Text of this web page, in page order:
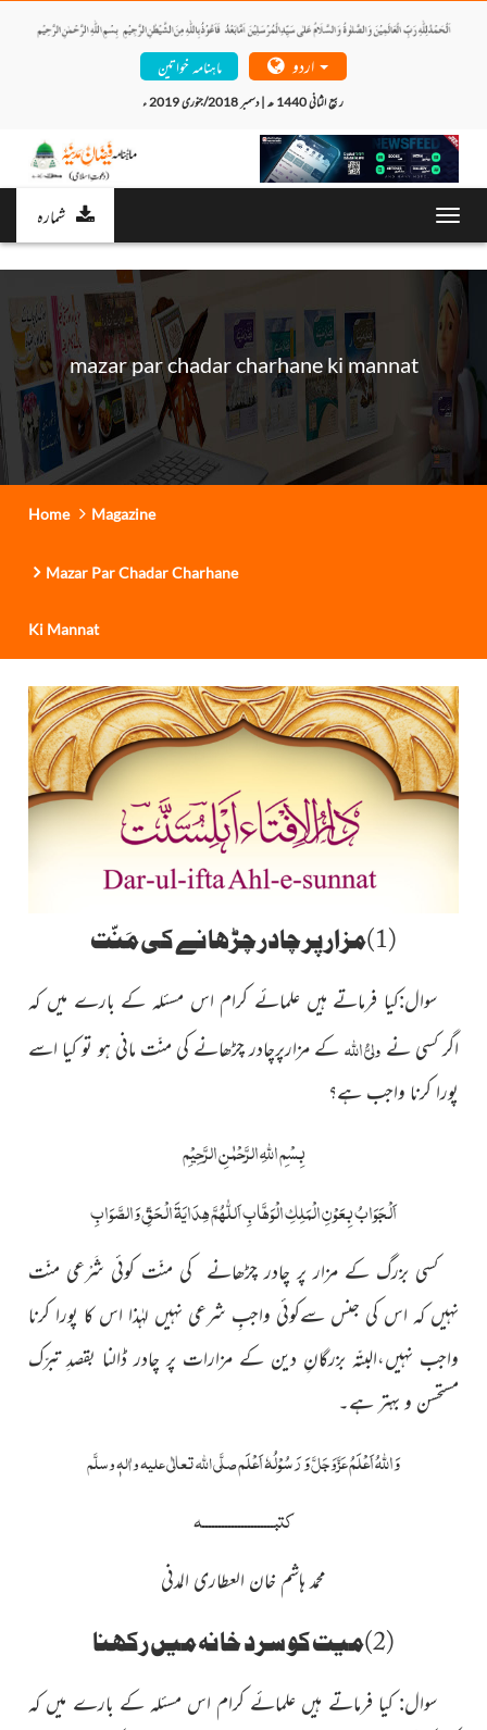
ماہنامہ خواتین
ربیع الثانی 1440 ھ | دسمبر 2018/جنوری 2019 ء
شمارہ
mazar par chadar charhane ki mannat
Home Magazine
Mazar Par Chadar Charhane
Ki Mannat
(1)مزار پر چادر چڑھانے کی مَنّت
سوال:کیا فرماتے ہیں علمائے کرام اس مسئلہ کے بارے میں کہ
اگر کسی نے ولیُّاللہ کے مزارپرچادر چڑھانے کی منّت مانی ہو تو کیا اسے
پورا کرنا واجب ہے؟
بِسْمِاللّٰہِالرَّحْمٰنِ الرَّحِیْمِ
اَلْجَوَابُ بِعَوْنِ الْمَلِکِ الْوَھَّابِ اَللّٰھُمَّ ھِدَایَۃَ الْحَقِّ وَالصَّوَابِ
کسی بزرگ کے مزار پر چادر چڑھانے کی منّت کوئی شَرْعی منّت
نہیں کہ اس کی جنس سےکوئی واجبِ شرعی نہیں لہٰذا اس کا پورا کرنا
واجب نہیں،البتّہ بزرگانِ دین کے مزارات پر چادر ڈالنا بقصدِ تبرّک
مستحسن و بہتر ہے۔
وَاللہُاَعْلَمُعَزَّوَجَلَّوَ رَسُوْلُہٗ اَعْلَمصلَّی اللہ تعالٰی علیہ واٰلہٖ وسلَّم
کتبــــــــــــــــــــــہ
محمد ہاشم خان العطاری المدنی
(2)میت کو سرد خانہ میں رکھنا
سوال: کیا فرماتے ہیں علمائے کرام اس مسئلہ کے بارے میں کہ